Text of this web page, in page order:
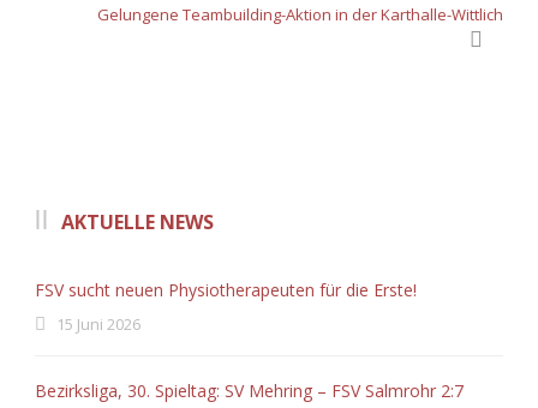
Gelungene Teambuilding-Aktion in der Karthalle-Wittlich
AKTUELLE NEWS
FSV sucht neuen Physiotherapeuten für die Erste!
15 Juni 2026
Bezirksliga, 30. Spieltag: SV Mehring – FSV Salmrohr 2:7